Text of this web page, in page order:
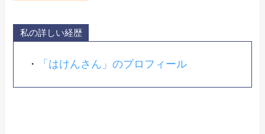
私の詳しい経歴
・ 「はけんさん」のプロフィール